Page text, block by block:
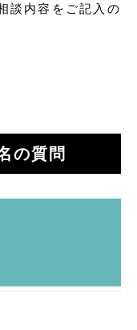
内容をご記入の
の質問